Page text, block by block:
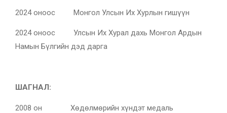
2024 оноос Монгол Улсын Их Хурлын гишүүн
2024 оноос Улсын Их Хурал дахь Монгол Ардын
Намын Бүлгийн дэд дарга
ШАГНАЛ:
2008 он Хөдөлмөрийн хүндэт медаль